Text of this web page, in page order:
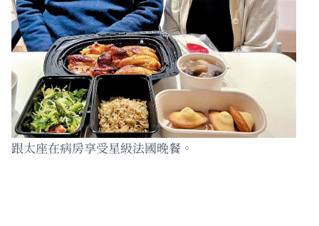
跟太座在病房享受星級法國晚餐。